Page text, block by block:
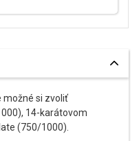
možné si zvoliť
14-karátovom
(750/1000).